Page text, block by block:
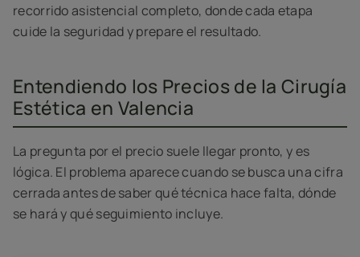
recorrido asistencial completo, donde cada etapa
cuide la seguridad y prepare el resultado.
Entendiendo los Precios de la Cirugía
Estética en Valencia
La pregunta por el precio suele llegar pronto, y es
lógica. El problema aparece cuando se busca una cifra
cerrada antes de saber qué técnica hace falta, dónde
se hará y qué seguimiento incluye.